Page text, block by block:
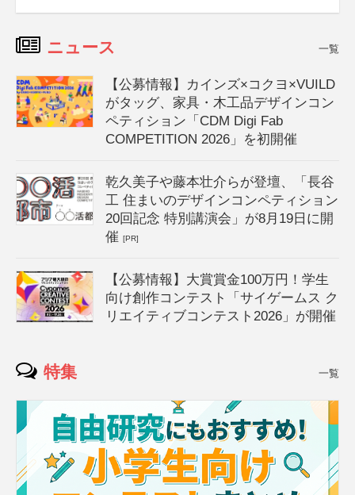
ニュース 一覧
【公募情報】カインズ×コクヨ×VUILD
がタッグ、家具・木工品デザインコン
ペティション「CDM Digi Fab
COMPETITION 2026」を初開催
乾久美子や藤本壮介らが登壇、「長谷
工 住まいのデザインコンペティション
20回記念 特別講演会」が8月19日に開
催[PR]
【公募情報】大賞賞金100万円！学生
向け創作コンテスト「サイゲームス ク
リエイティブコンテスト2026」が開催
特集 一覧